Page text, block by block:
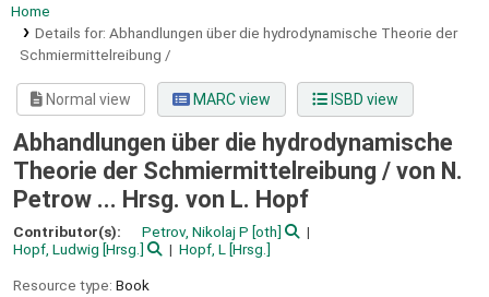
Home
Details for: Abhandlungen über die hydrodynamische Theorie der
Schmiermittelreibung /
Normal view MARC view ISBD view
Abhandlungen über die hydrodynamische
Theorie der Schmiermittelreibung / von N.
Petrow ... Hrsg. von L. Hopf
Contributor(s): Petrov, Nikolaj P [oth]
Hopf, Ludwig [Hrsg.] Hopf, L[Hrsg.]
Resource type: Book